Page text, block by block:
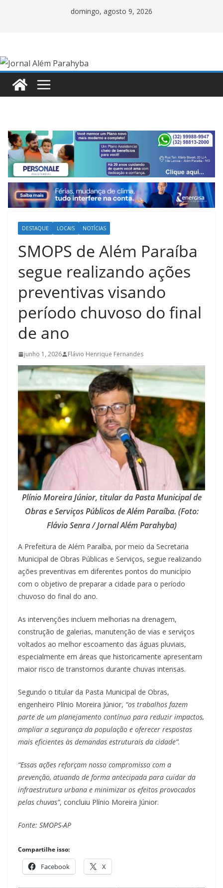
domingo, agosto 9, 2026
DESTAQUE LOCAIS NOTÍCIAS
SMOPS de Além Paraíba
segue realizando ações
preventivas visando
período chuvoso do final
de ano
junho 1, 2026 Flávio Henrique Fernandes
Plínio Moreira Júnior, titular da Pasta Municipal de
Obras e Serviços Públicos de Além Paraíba. (Foto:
Flávio Senra / Jornal Além Parahyba)
A Prefeitura de Além Paraíba, por meio da Secretaria
Municipal de Obras Públicas e Serviços, segue realizando
ações preventivas em diferentes pontos do município
com o objetivo de preparar a cidade para o período
chuvoso do final do ano.
As intervenções incluem melhorias na drenagem,
construção de galerias, manutenção de vias e serviços
voltados ao melhor escoamento das águas pluviais,
especialmente em áreas que historicamente apresentam
maior risco de transtornos durante chuvas intensas.
Segundo o titular da Pasta Municipal de Obras,
engenheiro Plínio Moreira Júnior, “os trabalhos fazem
parte de um planejamento contínuo para reduzir impactos,
ampliar a segurança da população e oferecer respostas
mais eficientes às demandas estruturais da cidade”.
“Essas ações reforçam nosso compromisso com a
prevenção, atuando de forma antecipada para cuidar da
infraestrutura urbana e minimizar os efeitos provocados
pelas chuvas”, concluiu Plínio Moreira Júnior.
Fonte: SMOPS-AP
Compartilhe isso:
Facebook X